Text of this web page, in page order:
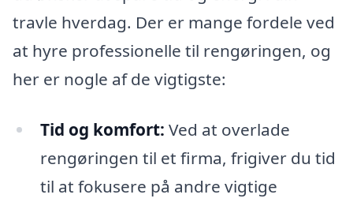
travle hverdag. Der er mange fordele ved
at hyre professionelle til rengøringen, og
her er nogle af de vigtigste:
Tid og komfort: Ved at overlade
rengøringen til et firma, frigiver du tid
til at fokusere på andre vigtige